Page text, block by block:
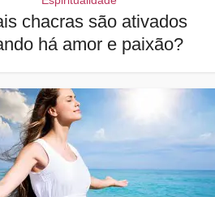
chacras são ativados
há amor e paixão?